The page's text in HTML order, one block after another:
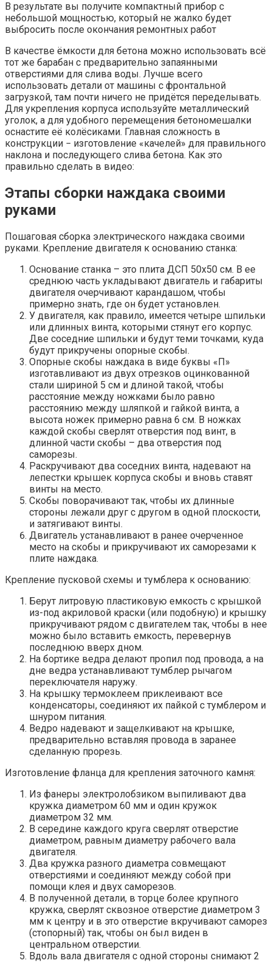
В результате вы получите компактный прибор с
небольшой мощностью, который не жалко будет
выбросить после окончания ремонтных работ
В качестве ёмкости для бетона можно использовать всё
тот же барабан с предварительно запаянными
отверстиями для слива воды. Лучше всего
использовать детали от машины с фронтальной
загрузкой, там почти ничего не придётся переделывать.
Для укрепления корпуса используйте металлический
уголок, а для удобного перемещения бетономешалки
оснастите её колёсиками. Главная сложность в
конструкции − изготовление «качелей» для правильного
наклона и последующего слива бетона. Как это
правильно сделать в видео:
Этапы сборки наждака своими
руками
Пошаговая сборка электрического наждака своими
руками. Крепление двигателя к основанию станка:
Основание станка – это плита ДСП 50х50 см. В ее
среднюю часть укладывают двигатель и габариты
двигателя очерчивают карандашом, чтобы
примерно знать, где он будет установлен.
У двигателя, как правило, имеется четыре шпильки
или длинных винта, которыми стянут его корпус.
Две соседние шпильки и будут теми точками, куда
будут прикручены опорные скобы.
Опорные скобы наждака в виде буквы «П»
изготавливают из двух отрезков оцинкованной
стали шириной 5 см и длиной такой, чтобы
расстояние между ножками было равно
расстоянию между шляпкой и гайкой винта, а
высота ножек примерно равна 6 см. В ножках
каждой скобы сверлят отверстия под винт, в
длинной части скобы – два отверстия под
саморезы.
Раскручивают два соседних винта, надевают на
лепестки крышек корпуса скобы и вновь ставят
винты на место.
Скобы поворачивают так, чтобы их длинные
стороны лежали друг с другом в одной плоскости,
и затягивают винты.
Двигатель устанавливают в ранее очерченное
место на скобы и прикручивают их саморезами к
плите наждака.
Крепление пусковой схемы и тумблера к основанию:
Берут литровую пластиковую емкость с крышкой
из-под акриловой краски (или подобную) и крышку
прикручивают рядом с двигателем так, чтобы в нее
можно было вставить емкость, перевернув
последнюю вверх дном.
На бортике ведра делают пропил под провода, а на
дне ведра устанавливают тумблер рычагом
переключателя наружу.
На крышку термоклеем приклеивают все
конденсаторы, соединяют их пайкой с тумблером и
шнуром питания.
Ведро надевают и защелкивают на крышке,
предварительно вставляя провода в заранее
сделанную прорезь.
Изготовление фланца для крепления заточного камня:
Из фанеры электролобзиком выпиливают два
кружка диаметром 60 мм и один кружок
диаметром 32 мм.
В середине каждого круга сверлят отверстие
диаметром, равным диаметру рабочего вала
двигателя.
Два кружка разного диаметра совмещают
отверстиями и соединяют между собой при
помощи клея и двух саморезов.
В полученной детали, в торце более крупного
кружка, сверлят сквозное отверстие диаметром 3
мм к центру и в это отверстие вкручивают саморез
(стопорный) так, чтобы он был виден в
центральном отверстии.
Вдоль вала двигателя с одной стороны снимают 2